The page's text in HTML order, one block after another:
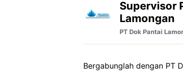
Supervisor
Lamongan
PT Dok Pantai
Bergabunglah dengan PT